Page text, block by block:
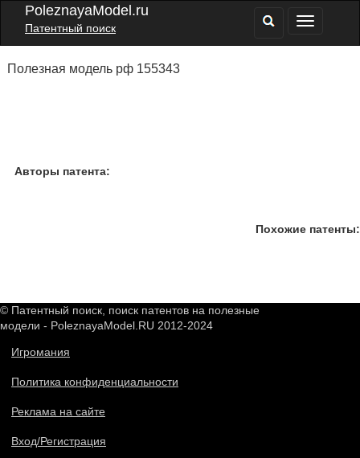
PoleznayaModel.ru
Патентный поиск
Полезная модель рф 155343
Авторы патента:
Похожие патенты:
© Патентный поиск, поиск патентов на полезные
модели - PoleznayaModel.RU 2012-2024
Игромания
Политика конфиденциальности
Реклама на сайте
Вход/Регистрация